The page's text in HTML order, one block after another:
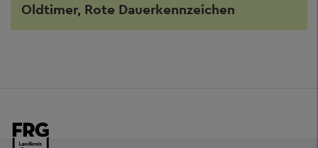
Oldtimer, Rote Dauerkennzeichen